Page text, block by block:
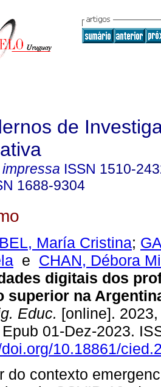
de
ISSN 1510-
1688-9304
María Cristina;
e CHAN, Débora
digitais dos
superior na
Educ. [online].
01-Dez-2023.
10.18861/
do contexto